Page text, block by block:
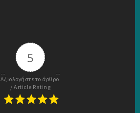
5
Αξιολογήστε το άρθρο
/ Article Rating